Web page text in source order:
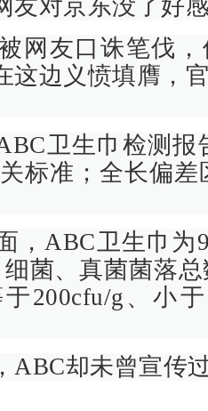
友对京东没了好
网友口诛笔伐
这边义愤填膺，
卫生巾检测
标准；全长偏差
，ABC卫生巾为
菌、真菌菌落
200cfu/g、小
ABC却未曾宣传